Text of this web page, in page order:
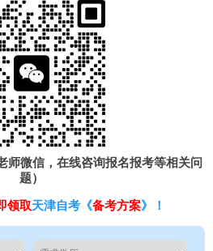
师微信，在线咨询报名报考等相关问
题）
领取天津自考《备考方案》！